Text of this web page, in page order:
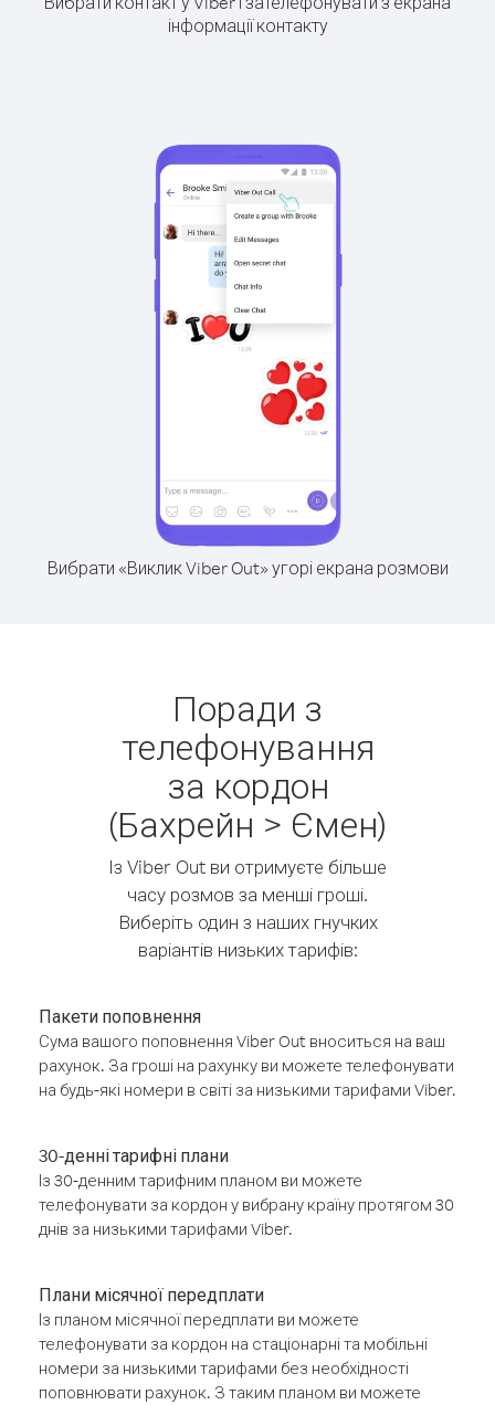
інформації контакту
Вибрати «Виклик Viber Out» угорі екрана розмови
Поради з
телефонування
за кордон
(Бахрейн > Ємен)
Із Viber Out ви отримуєте більше
часу розмов за менші гроші.
Виберіть один з наших гнучких
варіантів низьких тарифів:
Пакети поповнення
Сума вашого поповнення Viber Out вноситься на ваш
рахунок. За гроші на рахунку ви можете телефонувати
на будь-які номери в світі за низькими тарифами Viber.
30-денні тарифні плани
Із 30-денним тарифним планом ви можете
телефонувати за кордон у вибрану країну протягом 30
днів за низькими тарифами Viber.
Плани місячної передплати
Із планом місячної передплати ви можете
телефонувати за кордон на стаціонарні та мобільні
номери за низькими тарифами без необхідності
поповнювати рахунок. З таким планом ви можете